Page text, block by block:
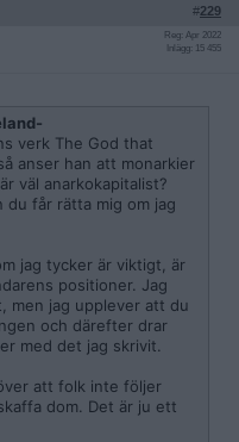
#229
Reg: Apr 2022
Inlägg: 15 455
verk The God that
anser han att monarkier
väl anarkokapitalist?
du får rätta mig om jag
jag tycker är viktigt, är
positioner. Jag
men jag upplever att du
och därefter drar
med det jag skrivit.
att folk inte följer
dom. Det är ju ett